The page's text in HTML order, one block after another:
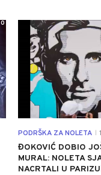
0
PODRŠKA ZA NOLETA
ĐOKOVIĆ DOBIO
MURAL: NOLETA
NACRTALI U